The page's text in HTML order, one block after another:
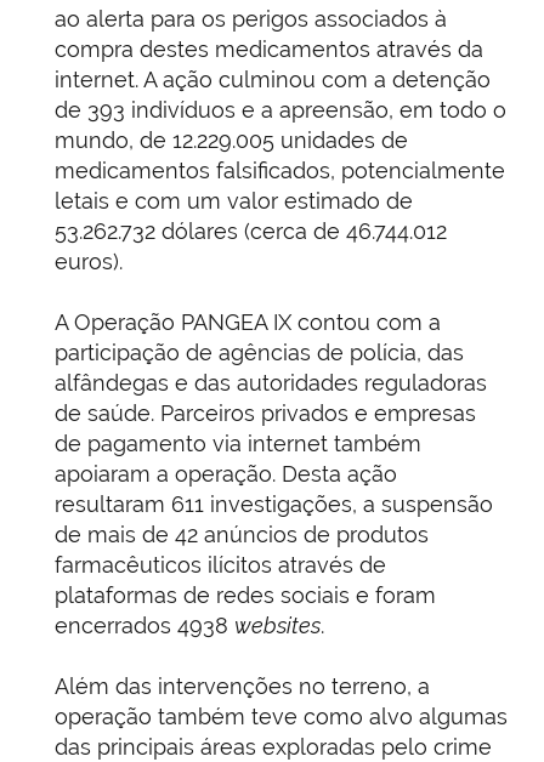
ao alerta para os perigos associados à
compra destes medicamentos através da
internet. A ação culminou com a detenção
de 393 indivíduos e a apreensão, em todo o
mundo, de 12.229.005 unidades de
medicamentos falsificados, potencialmente
letais e com um valor estimado de
53.262.732 dólares (cerca de 46.744.012
euros).
A Operação PANGEA IX contou com a
participação de agências de polícia, das
alfândegas e das autoridades reguladoras
de saúde. Parceiros privados e empresas
de pagamento via internet também
apoiaram a operação. Desta ação
resultaram 611 investigações, a suspensão
de mais de 42 anúncios de produtos
farmacêuticos ilícitos através de
plataformas de redes sociais e foram
encerrados 4938 websites.
Além das intervenções no terreno, a
operação também teve como alvo algumas
das principais áreas exploradas pelo crime